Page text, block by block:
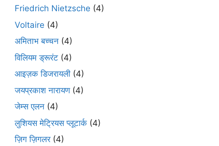
Friedrich Nietzsche (4)
Voltaire (4)
अमिताभ बच्चन (4)
विलियम ड्रूरंट (4)
आइज़क डिजरायली (4)
जयप्रकाश नारायण(4)
जेम्स एलन (4)
लुशियस मेट्रियस प्लूटार्क (4)
ज़िग ज़िगलर(4)